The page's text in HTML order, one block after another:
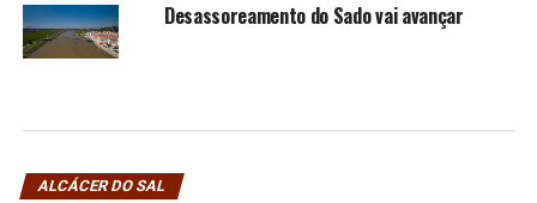
Desassoreamento do Sado vai avançar
ALCÁCER DO SAL